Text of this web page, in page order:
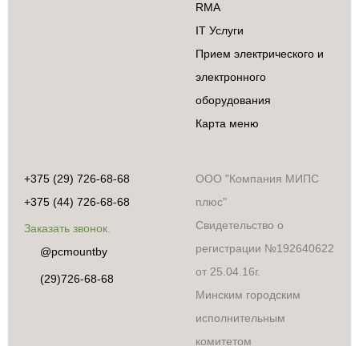
RMA
IT Услуги
Прием электрического и
электронного
оборудования
Карта меню
+375 (29) 726-68-68
+375 (44) 726-68-68
Заказать звонок.
@pcmountby
(29)726-68-68
ООО "Компания МИПС
плюс"
Свидетельство о
регистрации №192640622
от 25.04.16г.
Минским городским
исполнительным
комитетом